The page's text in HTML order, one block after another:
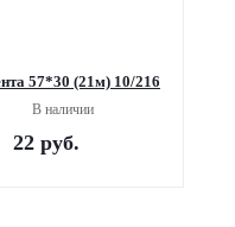
57*30 (21м) 10/216
В наличии
22 руб.